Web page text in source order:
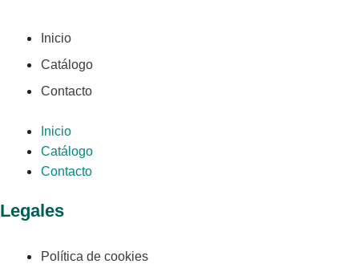
Inicio
Catálogo
Contacto
Inicio
Catálogo
Contacto
Legales
Política de cookies